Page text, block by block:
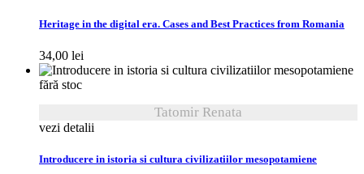
Heritage in the digital era. Cases and Best Practices from Romania
34,00 lei
fără stoc
Tatomir Renata
vezi detalii
Introducere in istoria si cultura civilizatiilor mesopotamiene